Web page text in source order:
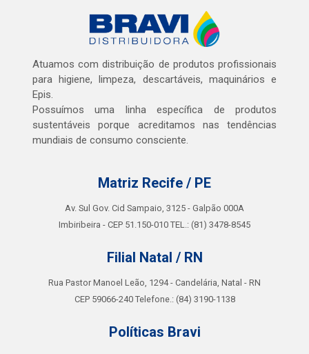
Atuamos com distribuição de produtos profissionais
para higiene, limpeza, descartáveis, maquinários e
Epis.
Possuímos uma linha específica de produtos
sustentáveis porque acreditamos nas tendências
mundiais de consumo consciente.
Matriz Recife / PE
Av. Sul Gov. Cid Sampaio, 3125 - Galpão 000A
Imbiribeira - CEP 51.150-010 TEL.: (81) 3478-8545
Filial Natal / RN
Rua Pastor Manoel Leão, 1294 - Candelária, Natal - RN
CEP 59066-240 Telefone.: (84) 3190-1138
Políticas Bravi